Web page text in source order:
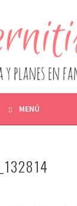
Y
OCIO Y
MENÚ